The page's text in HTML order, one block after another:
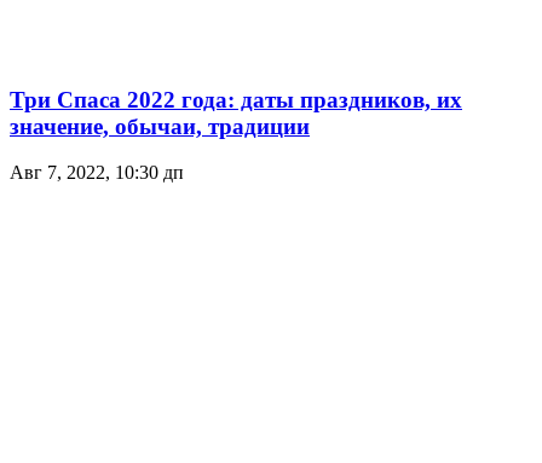
Три Спаса 2022 года: даты праздников, их
значение, обычаи, традиции
Авг 7, 2022, 10:30 дп